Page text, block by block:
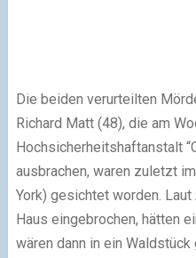
Die beiden verurteilten
Richard Matt (48), die am
Hochsicherheitshaftanstalt
ausbrachen, waren zuletzt
York) gesichtet worden.
Haus eingebrochen, hätten
wären dann in ein